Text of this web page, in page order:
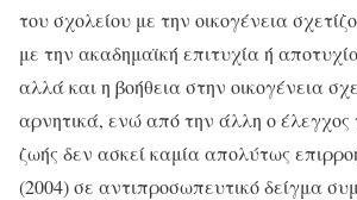
του σχολείου με την οικογένεια
με την ακαδημαϊκή επιτυχία ή
αλλά και η βοήθεια στην οικογένεια
αρνητικά, ενώ από την άλλη ο έλεγχος
ζωής δεν ασκεί καμία απολύτως
(2004) σε αντιπροσωπευτικό δείγμα